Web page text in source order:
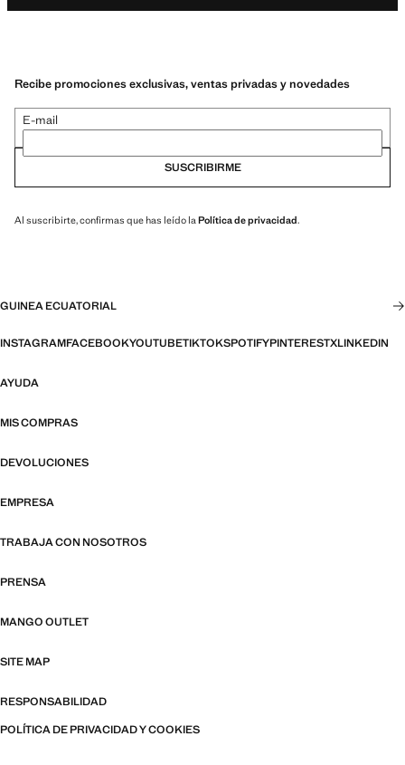
Recibe promociones exclusivas, ventas privadas y novedades
E-mail
SUSCRIBIRME
Al suscribirte, confirmas que has leído la Política de privacidad.
GUINEA ECUATORIAL
INSTAGRAMFACEBOOKYOUTUBETIKTOKSPOTIFYPINTERESTXLINKEDIN
AYUDA
MIS COMPRAS
DEVOLUCIONES
EMPRESA
TRABAJA CON NOSOTROS
PRENSA
MANGO OUTLET
SITE MAP
RESPONSABILIDAD
POLÍTICA DE PRIVACIDAD Y COOKIES